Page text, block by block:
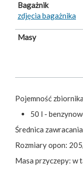
Bagażnik
zdjęcia bagażnika
Masy
Pojemność
50 l -
Średnica
Rozmiary opon:
Masa przyczepy: w